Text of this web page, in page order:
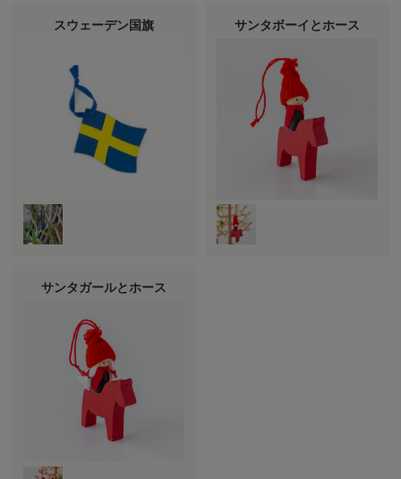
スウェーデン国旗 サンタボーイとホース
サンタガールとホース